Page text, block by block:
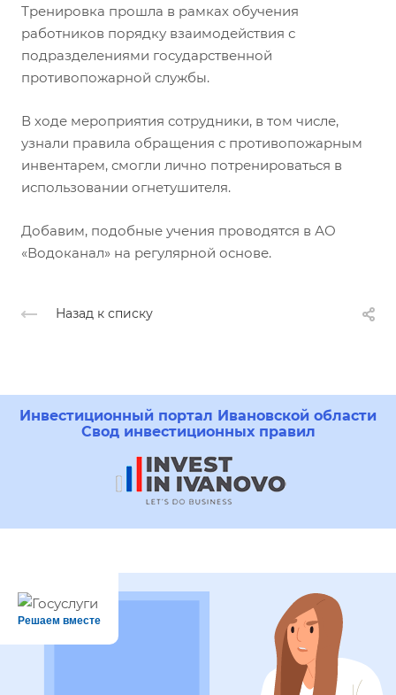
Тренировка прошла в рамках обучения
работников порядку взаимодействия с
подразделениями государственной
противопожарной службы.
В ходе мероприятия сотрудники, в том числе,
узнали правила обращения с противопожарным
инвентарем, смогли лично потренироваться в
использовании огнетушителя.
Добавим, подобные учения проводятся в АО
«Водоканал» на регулярной основе.
Назад к списку
Инвестиционный портал Ивановской области
Свод инвестиционных правил
Решаем вместе